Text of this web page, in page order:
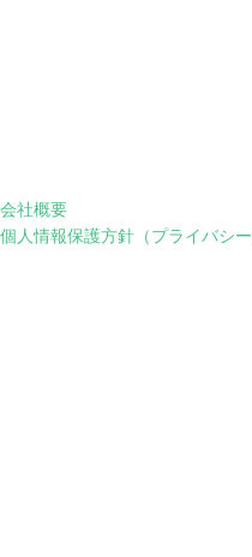
会社概要
個人情報保護方針（プライバシー